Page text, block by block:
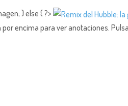
} else { ?>
encima para ver anotaciones.